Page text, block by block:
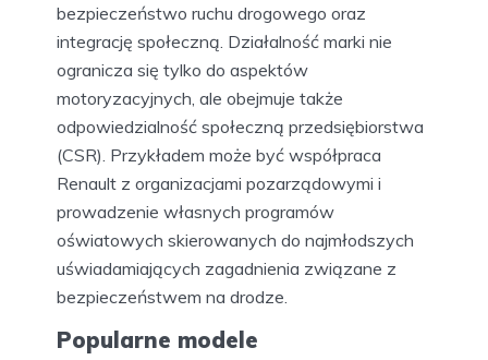
bezpieczeństwo ruchu drogowego oraz
integrację społeczną. Działalność marki nie
ogranicza się tylko do aspektów
motoryzacyjnych, ale obejmuje także
odpowiedzialność społeczną przedsiębiorstwa
(CSR). Przykładem może być współpraca
Renault z organizacjami pozarządowymi i
prowadzenie własnych programów
oświatowych skierowanych do najmłodszych
uświadamiających zagadnienia związane z
bezpieczeństwem na drodze.
Popularne modele